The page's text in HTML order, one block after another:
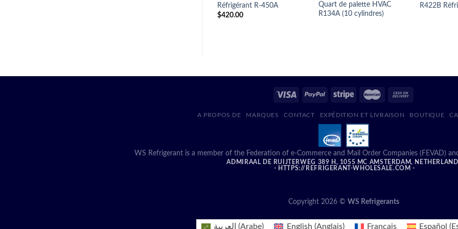
Réfrigérant R-450A
$420.00
Quart de palette HVAC
R134A (10 cylindres)
R422B
A PROPOS DE MARQUES CONTACT EXPÉDITION ET LIVRAISON BOUTIQUE
WS Refrigerant is a member of the Federation of e-Commerce and Mail Order Companies (FEVAD)
ADMIRAAL DE RUIJTERWEG 389 H, 1055 MC AMSTERDAM,
- HTTPS://REFRIGERANT-WHOLESALE.COM -
Copyright 2026 © WS Refrigerants
العربية (Arabe) English (Anglais) Français Español (